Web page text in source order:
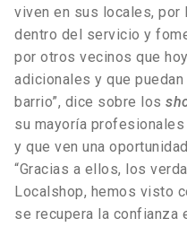
viven en sus locales, por
dentro del servicio y
por otros vecinos que
adicionales y que
barrio”, dice sobre los
su mayoría
y que ven una
“Gracias a ellos, los
Localshop, hemos visto
se recupera la confianza